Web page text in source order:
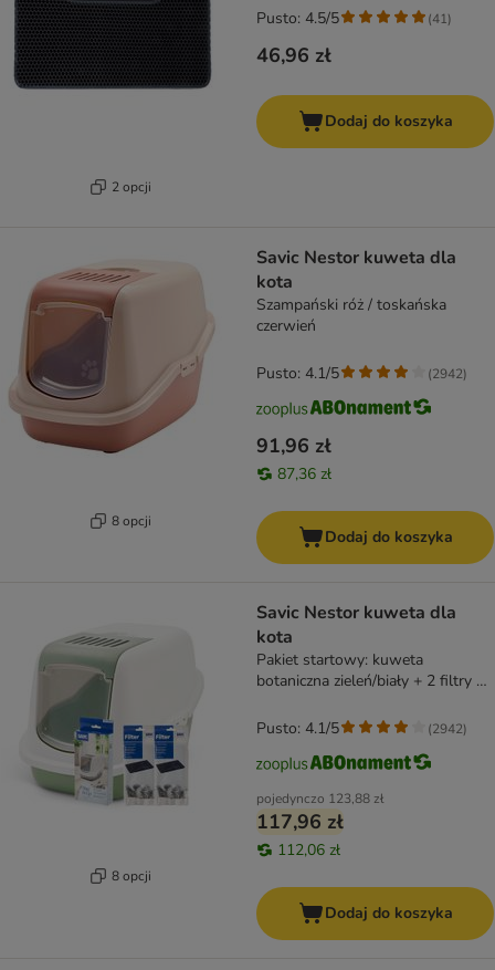
2 opcji
46,96 zł
Pusto: 4.5/5 (41)
Dodaj do koszyka
8 opcji
Savic Nestor kuweta dla
kota
Szampański róż / toskańska
czerwień
91,96 zł
87,36 zł
Pusto: 4.1/5 (2942)
Dodaj do koszyka
8 opcji
Savic Nestor kuweta dla
kota
Pakiet startowy: kuweta
botaniczna zieleń/biały + 2 filtry +
pojedynczo 123,88 zł
117,96 zł
112,06 zł
Pusto: 4.1/5 (2942)
Dodaj do koszyka